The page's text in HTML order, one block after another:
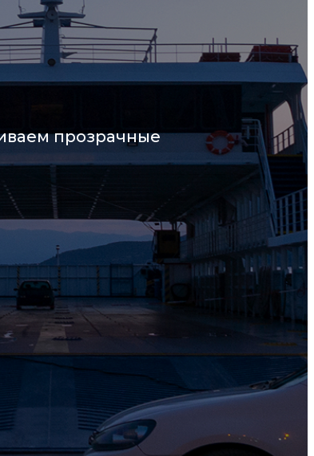
прозрачные